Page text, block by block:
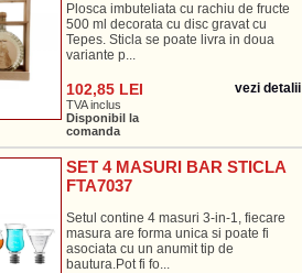
Plosca imbuteliata cu rachiu de fructe
500 ml decorata cu disc gravat cu
Tepes. Sticla se poate livra in doua
variante p...
102,85 LEI
TVA inclus
Disponibil la
comanda
vezi detalii
SET 4 MASURI BAR STICLA
FTA7037
Setul contine 4 masuri 3-in-1, fiecare
masura are forma unica si poate fi
asociata cu un anumit tip de
bautura.Pot fi fo...